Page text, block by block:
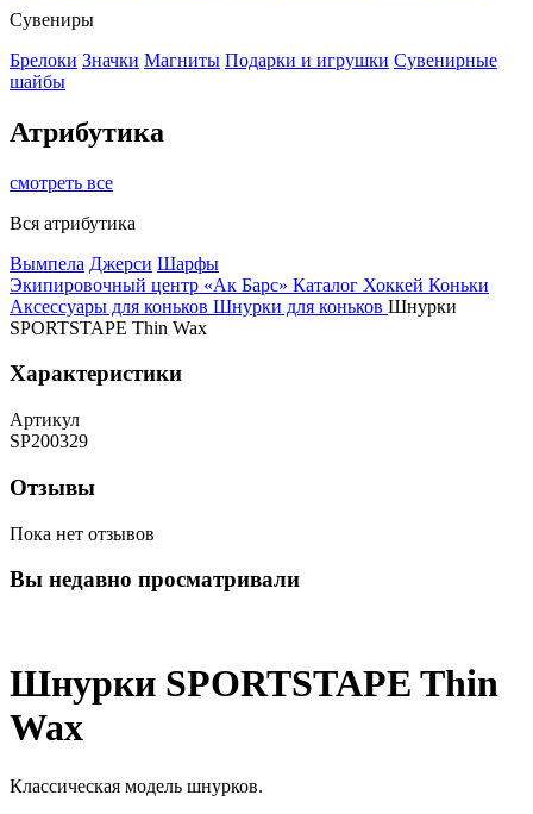
Сувениры
Брелоки Значки Магниты Подарки и игрушки Сувенирные
шайбы
Атрибутика
смотреть все
Вся атрибутика
Вымпела Джерси Шарфы
Экипировочный центр «Ак Барс» Каталог Хоккей Коньки
Аксессуары для коньков Шнурки для коньков Шнурки
SPORTSTAPE Thin Wax
Характеристики
Артикул
SP200329
Отзывы
Пока нет отзывов
Вы недавно просматривали
Шнурки SPORTSTAPE Thin
Wax
Классическая модель шнурков.